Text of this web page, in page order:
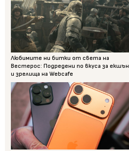
Любимите ни битки от света на
Вестерос: Подредени по вкуса за екшън
и зрелища на Webcafe